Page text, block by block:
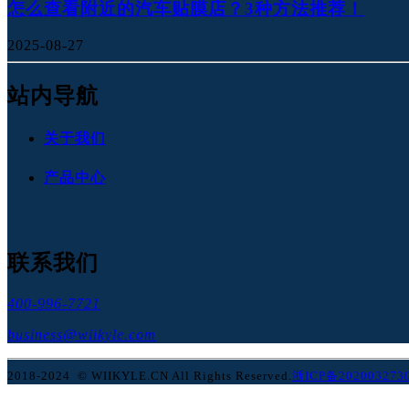
怎么查看附近的汽车贴膜店？3种方法推荐！
2025-08-27
站内导航
关于我们
产品中心
联系我们
400-996-7721
business@wiikyle.com
2018-2024 © WIIKYLE.CN All Rights Reserved. 浙ICP备